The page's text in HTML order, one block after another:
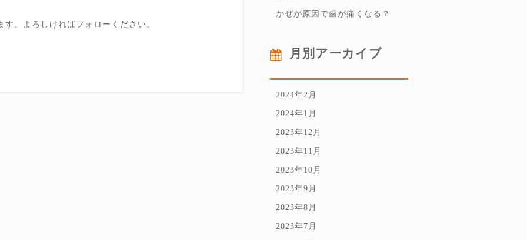
。よろしければフォローください。
かぜが原因で歯が痛くなる？
月別アーカイブ
2024年2月
2024年1月
2023年12月
2023年11月
2023年10月
2023年9月
2023年8月
2023年7月